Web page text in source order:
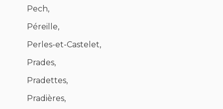
Pech,
Péreille,
Perles-et-Castelet,
Prades,
Pradettes,
Pradières,